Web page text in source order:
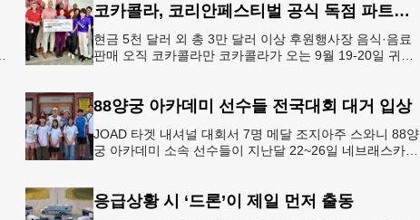
코카콜라, 코리안페스티벌 공식 독점 파트너 참여
현금 5천 달러 외 총 3만 달러 이상 후원행사장 음식·음료
판매 오직 코카콜라만 코카콜라가 오는 9월 19-20일 귀넷
88양궁 아카데미 선수들 전국대회 대거 입상
JOAD 타겟 내셔널 대회서 7명 메달 조지아주 스와니 88양
궁 아카데미 소속 선수들이 지난달 22~26일 네브래스카주
응급상황 시 ‘드론’이 제일 먼저 출동